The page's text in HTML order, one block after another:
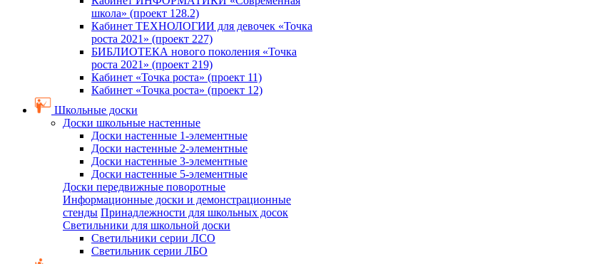
школа» (проект 128.2)
Кабинет ТЕХНОЛОГИИ для девочек «Точка
роста 2021» (проект 227)
БИБЛИОТЕКА нового поколения «Точка
роста 2021» (проект 219)
Кабинет «Точка роста» (проект 11)
Кабинет «Точка роста» (проект 12)
Школьные доски
Доски школьные настенные
Доски настенные 1-элементные
Доски настенные 2-элементные
Доски настенные 3-элементные
Доски настенные 5-элементные
Доски передвижные поворотные
Информационные доски и демонстрационные
стенды Принадлежности для школьных досок
Светильники для школьной доски
Светильники серии ЛСО
Светильник серии ЛБО